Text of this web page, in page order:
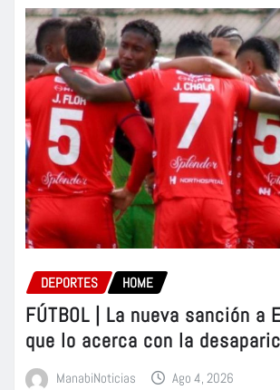
DEPORTES HOME
FÚTBOL | La nueva sanción a
que lo acerca con la
ManabiNoticias Ago 4, 2026